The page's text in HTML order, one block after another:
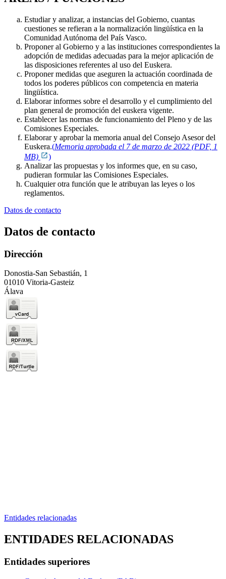
Estudiar y analizar, a instancias del Gobierno, cuantas
cuestiones se refieran a la normalización lingüística en la
Comunidad Autónoma del País Vasco.
Proponer al Gobierno y a las instituciones correspondientes la
adopción de medidas adecuadas para la mejor aplicación de
las disposiciones referentes al uso del Euskera.
Proponer medidas que aseguren la actuación coordinada de
todos los poderes públicos con competencia en materia
lingüística.
Elaborar informes sobre el desarrollo y el cumplimiento del
plan general de promoción del euskera vigente.
Establecer las normas de funcionamiento del Pleno y de las
Comisiones Especiales.
Elaborar y aprobar la memoria anual del Consejo Asesor del
Euskera.(Memoria aprobada el 7 de marzo de 2022 (PDF, 1
MB)
)
Analizar las propuestas y los informes que, en su caso,
pudieran formular las Comisiones Especiales.
Cualquier otra función que le atribuyan las leyes o los
reglamentos.
Datos de contacto
Datos de contacto
Dirección
Donostia-San Sebastián, 1
01010 Vitoria-Gasteiz
Álava
Entidades relacionadas
ENTIDADES RELACIONADAS
Entidades superiores